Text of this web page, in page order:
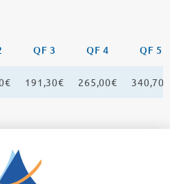
QF 3 QF 4 QF 5
191,30€ 265,00€ 340,70€